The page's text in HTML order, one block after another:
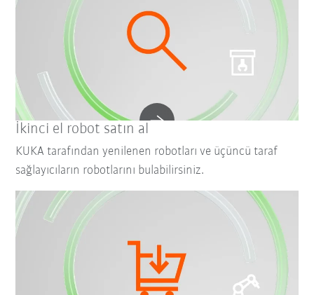
İkinci el robot satın al
KUKA tarafından yenilenen robotları ve üçüncü taraf
sağlayıcıların robotlarını bulabilirsiniz.